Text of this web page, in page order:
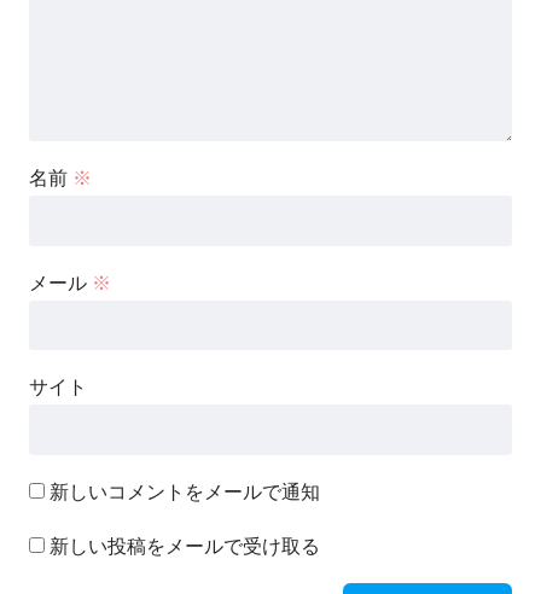
名前 ※
メール ※
サイト
新しいコメントをメールで通知
新しい投稿をメールで受け取る